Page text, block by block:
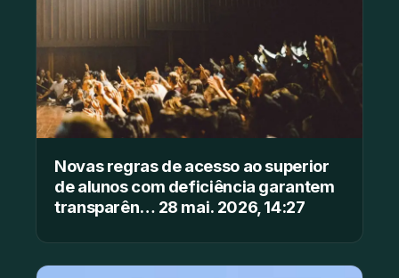
Novas regras de acesso ao superior
de alunos com deficiência garantem
transparên… 28 mai. 2026, 14:27